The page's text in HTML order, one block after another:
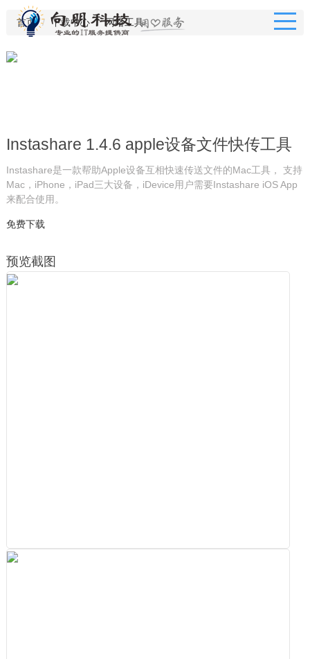
首页 下载中心 网络工具
Instashare 1.4.6 apple设备文件快传工具
Instashare是一款帮助Apple设备互相快速传送文件的Mac工具， 支持
Mac，iPhone，iPad三大设备，iDevice用户需要Instashare iOS App
来配合使用。
免费下载
预览截图